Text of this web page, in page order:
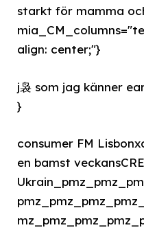
starkt för mamma
align: center;"}
j袅 som jag känner
}
consumer FM
en bamst